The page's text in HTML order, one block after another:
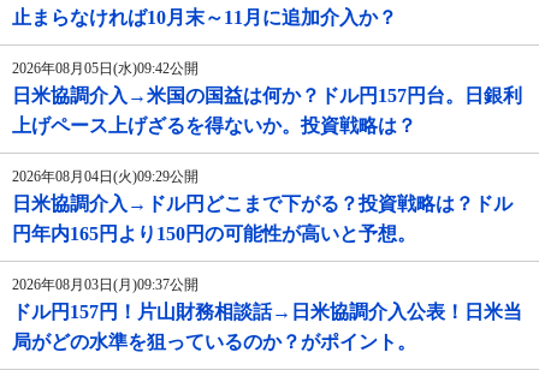
止まらなければ10月末～11月に追加介入か？
2026年08月05日(水)09:42公開
日米協調介入→米国の国益は何か？ドル円157円台。日銀利
上げペース上げざるを得ないか。投資戦略は？
2026年08月04日(火)09:29公開
日米協調介入→ドル円どこまで下がる？投資戦略は？ドル
円年内165円より150円の可能性が高いと予想。
2026年08月03日(月)09:37公開
ドル円157円！片山財務相談話→日米協調介入公表！日米当
局がどの水準を狙っているのか？がポイント。